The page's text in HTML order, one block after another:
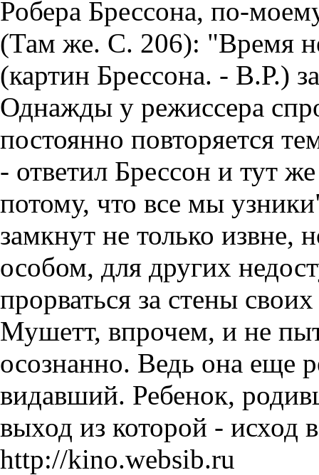
Робера Брессона, по-
(Там же. С. 206): "Время
(картин Брессона. - В.Р.)
Однажды у режиссера
постоянно повторяется
- ответил Брессон и тут
потому, что все мы
замкнут не только извне,
особом, для других
прорваться за стены
Мушетт, впрочем, и не
осознанно. Ведь она еще
видавший. Ребенок,
выход из которой - исход
http://kino.websib.ru